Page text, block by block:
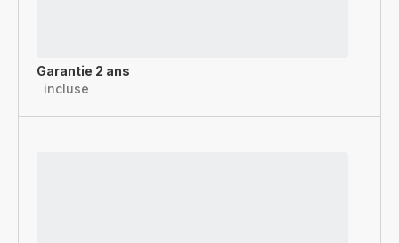
Garantie 2 ans
incluse